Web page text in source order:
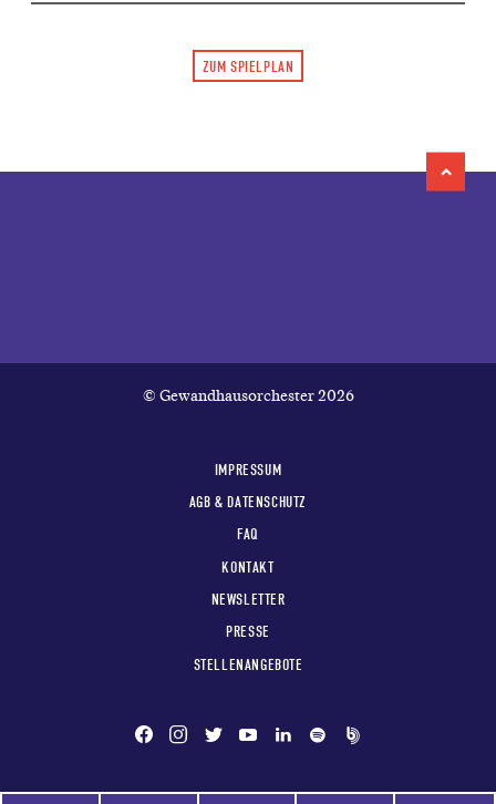
ZUM SPIELPLAN
© Gewandhausorchester 2026
IMPRESSUM
AGB & DATENSCHUTZ
FAQ
KONTAKT
NEWSLETTER
PRESSE
STELLENANGEBOTE